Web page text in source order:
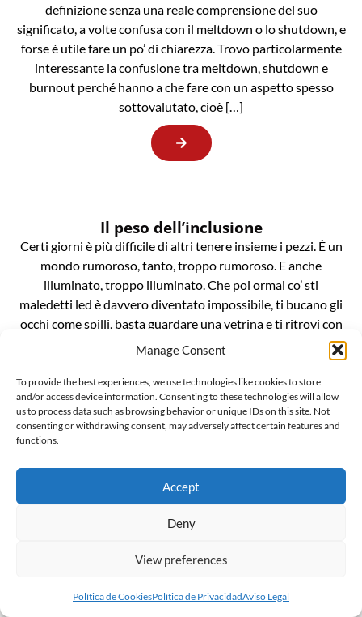
Manage Consent
To provide the best experiences, we use technologies like cookies to store
and/or access device information. Consenting to these technologies will allow
us to process data such as browsing behavior or unique IDs on this site. Not
consenting or withdrawing consent, may adversely affect certain features and
functions.
Accept
Deny
View preferences
Política de CookiesPolítica de PrivacidadAviso Legal
definizione senza una reale comprensione del suo
significato, a volte confusa con il meltdown o lo shutdown, e
forse è utile fare un po’ di chiarezza. Trovo particolarmente
interessante la confusione tra meltdown, shutdown e
burnout perché hanno a che fare con un aspetto spesso
sottovalutato, cioè […]
Il peso dell’inclusione
Certi giorni è più difficile di altri tenere insieme i pezzi. È un
mondo rumoroso, tanto, troppo rumoroso. E anche
illuminato, troppo illuminato. Che poi ormai co’ sti
maledetti led è davvero diventato impossibile, ti bucano gli
occhi come spilli, basta guardare una vetrina e ti ritrovi con
le cornee bruciate. È un casino da […]
L’invenzionde della “gender ideology”
Il mondo sussulta incredulo alla notizia che Penny Polar
Bear, compagna di scuola di Peppa pig, ha raccontato alle
compagne e ai compagni di classe di avere due mamme. E
gender”. Ma voglio darvi una notizia ancora più
esiste, è […]